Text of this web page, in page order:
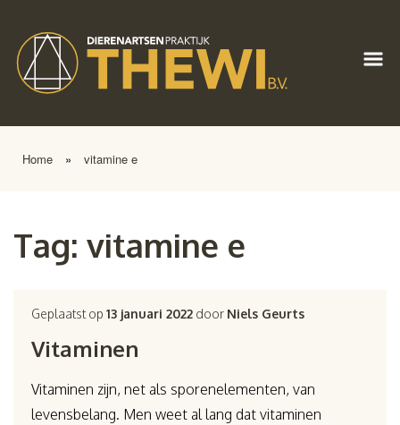
Home » vitamine e
Tag: vitamine e
Geplaatst op13 januari 2022 door Niels Geurts
Vitaminen
Vitaminen zijn, net als sporenelementen, van
levensbelang. Men weet al lang dat vitaminen